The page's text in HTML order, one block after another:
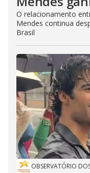
O relacionamento
Mendes continua
Brasil
OBSERVATÓRIO